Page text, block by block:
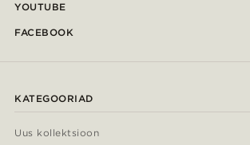
YOUTUBE
FACEBOOK
KATEGOORIAD
Uus kollektsioon